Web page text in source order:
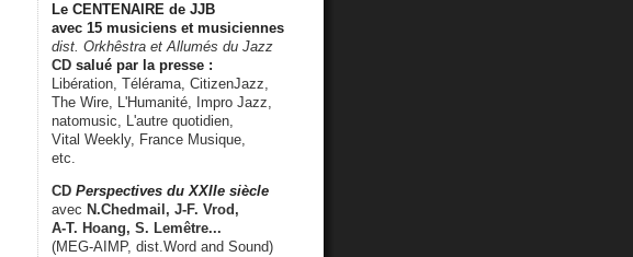
Le CENTENAIRE de JJB
avec 15 musiciens et musiciennes
dist. Orkhêstra et Allumés du Jazz
CD salué par la presse :
Libération, Télérama, CitizenJazz,
The Wire, L'Humanité, Impro Jazz,
natomusic, L'autre quotidien,
Vital Weekly, France Musique,
etc.
CD Perspectives du XXIIe siècle
avec N.Chedmail, J-F. Vrod,
A-T. Hoang, S. Lemêtre...
(MEG-AIMP, dist.Word and Sound)